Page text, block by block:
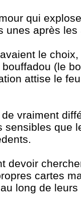
qui
unes après les
le
(le
attise le
vraiment
sensibles que
devoir
cartes
long de leurs